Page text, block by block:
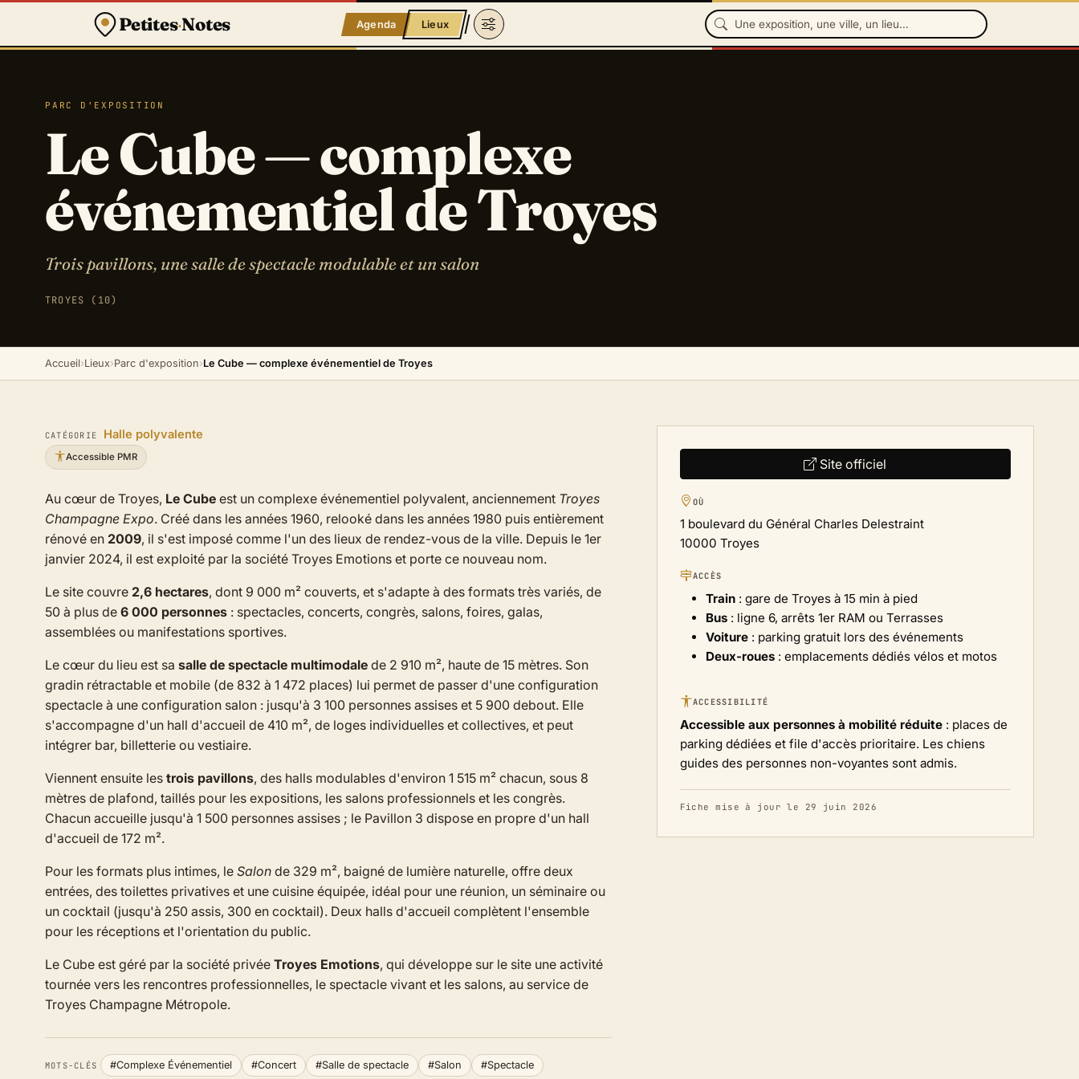
Petites·Notes Agenda Lieux
PARC D'EXPOSITION
Le Cube — complexe
événementiel de Troyes
Trois pavillons, une salle de spectacle modulable et un salon
TROYES (10)
Accueil›Lieux›Parc d'exposition›Le Cube — complexe événementiel de Troyes
CATÉGORIE Halle polyvalente
Accessible PMR
Au cœur de Troyes, Le Cube est un complexe événementiel polyvalent, anciennement Troyes
Champagne Expo. Créé dans les années 1960, relooké dans les années 1980 puis entièrement
rénové en 2009, il s'est imposé comme l'un des lieux de rendez-vous de la ville. Depuis le 1er
janvier 2024, il est exploité par la société Troyes Emotions et porte ce nouveau nom.
Le site couvre 2,6 hectares, dont 9 000 m² couverts, et s'adapte à des formats très variés, de
50 à plus de 6 000 personnes : spectacles, concerts, congrès, salons, foires, galas,
assemblées ou manifestations sportives.
Le cœur du lieu est sa salle de spectacle multimodale de 2 910 m², haute de 15 mètres. Son
gradin rétractable et mobile (de 832 à 1 472 places) lui permet de passer d'une configuration
spectacle à une configuration salon : jusqu'à 3 100 personnes assises et 5 900 debout. Elle
s'accompagne d'un hall d'accueil de 410 m², de loges individuelles et collectives, et peut
intégrer bar, billetterie ou vestiaire.
Viennent ensuite les trois pavillons, des halls modulables d'environ 1 515 m² chacun, sous 8
mètres de plafond, taillés pour les expositions, les salons professionnels et les congrès.
Chacun accueille jusqu'à 1 500 personnes assises ; le Pavillon 3 dispose en propre d'un hall
d'accueil de 172 m².
Pour les formats plus intimes, le Salon de 329 m², baigné de lumière naturelle, offre deux
entrées, des toilettes privatives et une cuisine équipée, idéal pour une réunion, un séminaire ou
un cocktail (jusqu'à 250 assis, 300 en cocktail). Deux halls d'accueil complètent l'ensemble
pour les réceptions et l'orientation du public.
Le Cube est géré par la société privée Troyes Emotions, qui développe sur le site une activité
tournée vers les rencontres professionnelles, le spectacle vivant et les salons, au service de
Troyes Champagne Métropole.
MOTS-CLÉS #Complexe Événementiel #Concert #Salle de spectacle #Salon #Spectacle
Site officiel
OÙ
1 boulevard du Général Charles Delestraint
10000 Troyes
ACCÈS
Train: gare de Troyes à 15 min à pied
Bus: ligne 6, arrêts 1er RAM ou Terrasses
Voiture: parking gratuit lors des événements
Deux-roues: emplacements dédiés vélos et motos
ACCESSIBILITÉ
Accessible aux personnes à mobilité réduite: places de
parking dédiées et file d'accès prioritaire. Les chiens
guides des personnes non-voyantes sont admis.
Fiche mise à jour le 29 juin 2026